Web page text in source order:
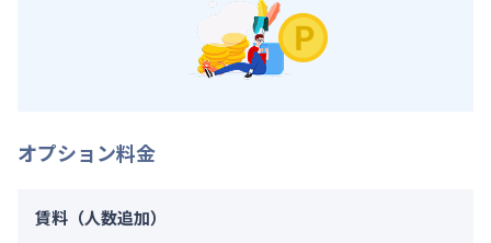
オプション料金
賃料（人数追加）